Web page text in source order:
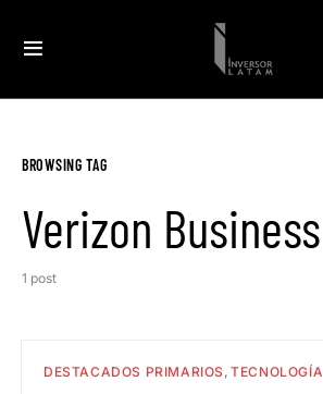
BROWSING TAG
Verizon Business
1 post
DESTACADOS PRIMARIOS TECNOLOGÍA